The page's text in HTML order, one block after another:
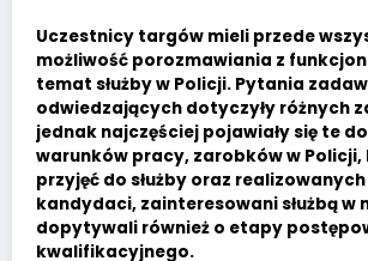
Uczestnicy targów mieli przede
możliwość porozmawiania z
temat służby w Policji. Pytania
odwiedzających dotyczyły różnych
jednak najczęściej pojawiały się te
warunków pracy, zarobków w
przyjęć do służby oraz
kandydaci, zainteresowani służbą w
dopytywali również o etapy
kwalifikacyjnego.